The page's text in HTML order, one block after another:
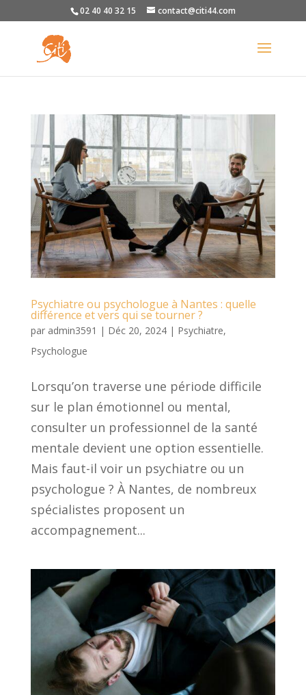
02 40 40 32 15 contact@citi44.com
Psychiatre ou psychologue à Nantes : quelle
différence et vers qui se tourner ?
par admin3591 | Déc 20, 2024| Psychiatre,
Psychologue
Lorsqu’on traverse une période difficile
sur le plan émotionnel ou mental,
consulter un professionnel de la santé
mentale devient une option essentielle.
Mais faut-il voir un psychiatre ou un
psychologue ? À Nantes, de nombreux
spécialistes proposent un
accompagnement...